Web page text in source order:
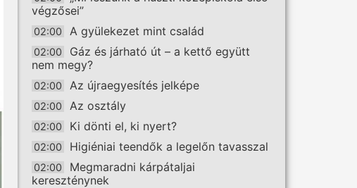
végzősei”
02:00 A gyülekezet mint család
02:00
Gáz és járható út – a kettő együtt
nem megy?
02:00 Az újraegyesítés jelképe
02:00 Az osztály
02:00 Ki dönti el, ki nyert?
02:00 Higiéniai teendők a legelőn tavasszal
02:00
Megmaradni kárpátaljai
kereszténynek